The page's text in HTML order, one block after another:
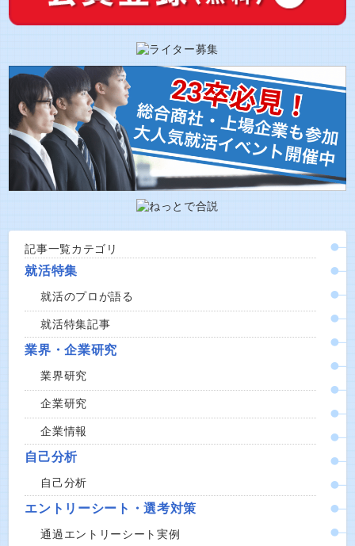
記事一覧カテゴリ
就活特集
就活のプロが語る
就活特集記事
業界・企業研究
業界研究
企業研究
企業情報
自己分析
自己分析
エントリーシート・選考対策
通過エントリーシート実例